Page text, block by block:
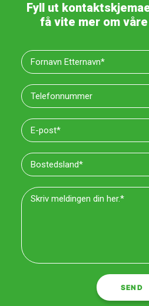
Fyll ut
få vite mer om